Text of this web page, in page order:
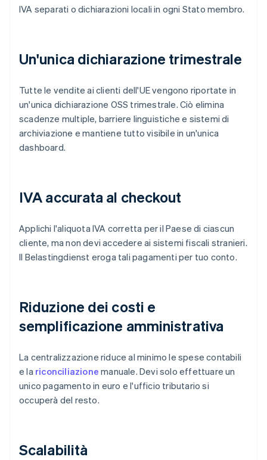
IVA separati o dichiarazioni locali in ogni Stato membro.
Un'unica dichiarazione trimestrale
Tutte le vendite ai clienti dell'UE vengono riportate in
un'unica dichiarazione OSS trimestrale. Ciò elimina
scadenze multiple, barriere linguistiche e sistemi di
archiviazione e mantiene tutto visibile in un'unica
dashboard.
IVA accurata al checkout
Applichi l'aliquota IVA corretta per il Paese di ciascun
cliente, ma non devi accedere ai sistemi fiscali stranieri.
Il Belastingdienst eroga tali pagamenti per tuo conto.
Riduzione dei costi e
semplificazione amministrativa
La centralizzazione riduce al minimo le spese contabili
e la riconciliazione manuale. Devi solo effettuare un
unico pagamento in euro e l'ufficio tributario si
occuperà del resto.
Scalabilità